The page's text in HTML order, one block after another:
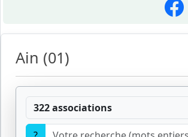
Ain (01)
322 associations